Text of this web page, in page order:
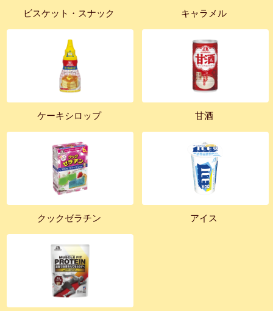
ビスケット・スナック キャラメル
ケーキシロップ 甘酒
クックゼラチン アイス